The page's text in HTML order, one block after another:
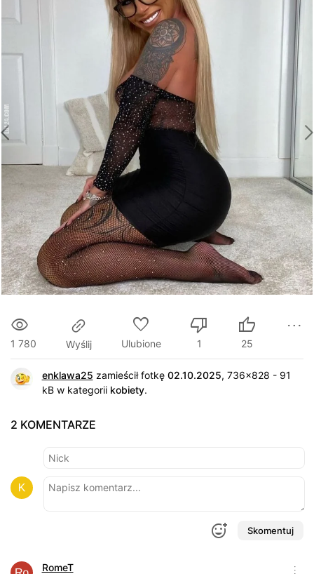
1 780 Wyślij Ulubione 1 25
enklawa25 zamieścił fotkę 02.10.2025, 736x828 - 91
kB w kategorii kobiety.
2 KOMENTARZE
Skomentuj
RomeT